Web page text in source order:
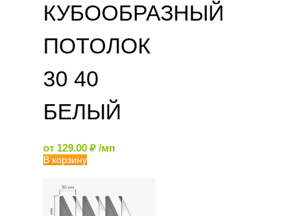
КУБООБРАЗНЫЙ
ПОТОЛОК
30 40
БЕЛЫЙ
от 129.00 ₽ /мп
В корзину